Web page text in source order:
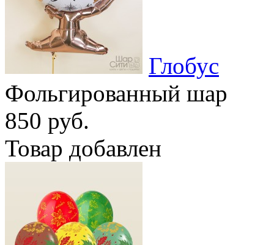
Глобус
Фольгированный шар
850 руб.
Товар добавлен